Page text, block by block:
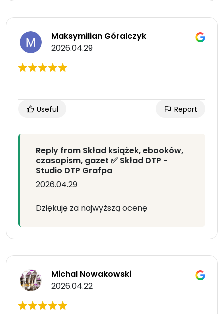
Maksymilian Góralczyk
2026.04.29
Useful Report
Reply from Skład książek, ebooków,
czasopism, gazet ✅ Skład DTP -
Studio DTP Grafpa
2026.04.29
Dziękuję za najwyższą ocenę
Michal Nowakowski
2026.04.22